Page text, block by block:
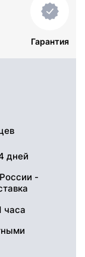
Гарантия
дней
-
часа